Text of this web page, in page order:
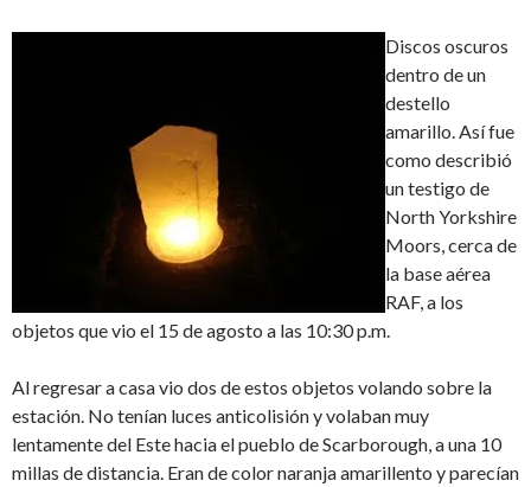
Discos oscuros
dentro de un
destello
amarillo. Así fue
como describió
un testigo de
North Yorkshire
Moors, cerca de
la base aérea
RAF, a los
objetos que vio el 15 de agosto a las 10:30 p.m.
Al regresar a casa vio dos de estos objetos volando sobre la
estación. No tenían luces anticolisión y volaban muy
lentamente del Este hacia el pueblo de Scarborough, a una 10
millas de distancia. Eran de color naranja amarillento y parecían